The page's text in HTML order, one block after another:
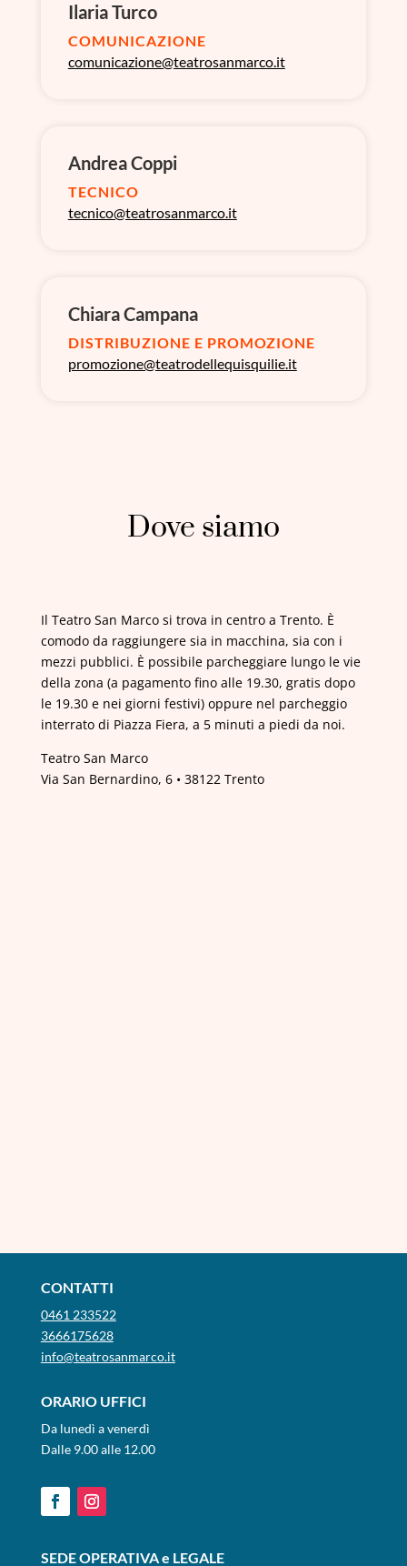
Ilaria Turco
COMUNICAZIONE
comunicazione@teatrosanmarco.it
Andrea Coppi
TECNICO
tecnico@teatrosanmarco.it
Chiara Campana
DISTRIBUZIONE E PROMOZIONE
promozione@teatrodellequisquilie.it
Dove siamo
Il Teatro San Marco si trova in centro a Trento. È
comodo da raggiungere sia in macchina, sia con i
mezzi pubblici. È possibile parcheggiare lungo le vie
della zona (a pagamento fino alle 19.30, gratis dopo
le 19.30 e nei giorni festivi) oppure nel parcheggio
interrato di Piazza Fiera, a 5 minuti a piedi da noi.
Teatro San Marco
Via San Bernardino, 6 • 38122 Trento
CONTATTI
0461 233522
3666175628
info@teatrosanmarco.it
ORARIO UFFICI
Da lunedì a venerdì
Dalle 9.00 alle 12.00
SEDE OPERATIVA e LEGALE